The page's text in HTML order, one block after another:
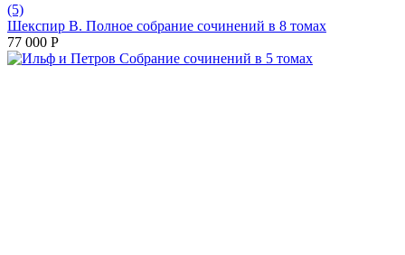
(5)
Шекспир В. Полное собрание сочинений в 8 томах
77 000 Р